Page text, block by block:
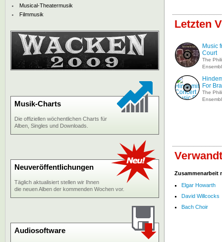
Letzten
Music
Court
The
For
The
Zusammenarbeit
Elgar Howarth
David Willcocks
Bach Choir
Musical-Theatermusik
Filmmusik
Musik-Charts
Die offiziellen wöchentlichen Charts für
Alben, Singles und Downloads.
Neuveröffentlichungen
Täglich aktualisiert stellen wir Ihnen
die neuen Alben der kommenden Wochen vor.
Audiosoftware